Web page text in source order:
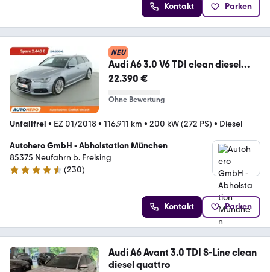
Kontakt Parken
NEU
Audi A6 3.0 V6 TDI clean diesel
quattro Aut.*NAVI*ACC
22.390 €
Ohne Bewertung
Unfallfrei • EZ 01/2018• 116.911 km • 200 kW (272 PS) • Diesel
Autohero GmbH - Abholstation München
85375 Neufahrn b. Freising
4.4 Sterne
(230)
Kontakt Parken
Audi A6 Avant 3.0 TDI S-Line clean
diesel quattro